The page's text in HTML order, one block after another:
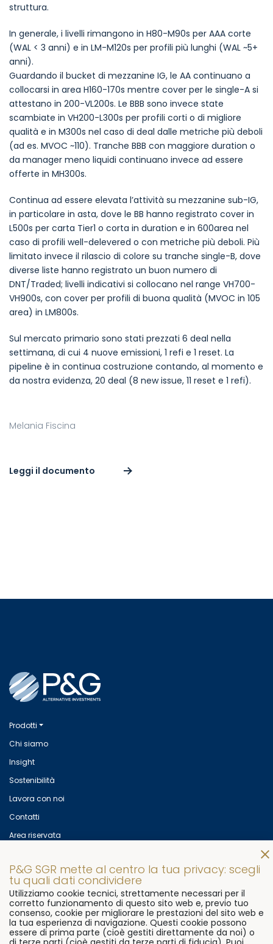
struttura.
In generale, i livelli rimangono in H80-M90s per AAA corte
(WAL < 3 anni) e in LM-M120s per profili più lunghi (WAL ~5+
anni).
Guardando il bucket di mezzanine IG, le AA continuano a
collocarsi in area H160-170s mentre cover per le single-A si
attestano in 200-VL200s. Le BBB sono invece state
scambiate in VH200-L300s per profili corti o di migliore
qualità e in M300s nel caso di deal dalle metriche più deboli
(ad es. MVOC ~110). Tranche BBB con maggiore duration o
da manager meno liquidi continuano invece ad essere
offerte in MH300s.
Continua ad essere elevata l’attività su mezzanine sub-IG,
in particolare in asta, dove le BB hanno registrato cover in
L500s per carta Tier1 o corta in duration e in 600area nel
caso di profili well-delevered o con metriche più deboli. Più
limitato invece il rilascio di colore su tranche single-B, dove
diverse liste hanno registrato un buon numero di
DNT/Traded; livelli indicativi si collocano nel range VH700-
VH900s, con cover per profili di buona qualità (MVOC in 105
area) in LM800s.
Sul mercato primario sono stati prezzati 6 deal nella
settimana, di cui 4 nuove emissioni, 1 refi e 1 reset. La
pipeline è in continua costruzione contando, al momento e
da nostra evidenza, 20 deal (8 new issue, 11 reset e 1 refi).
Melania Fiscina
Leggi il documento
Prodotti
Chi siamo
Insight
Sostenibilità
Lavora con noi
Contatti
Area riservata
© 2026 P&G SGR s.p.a Via Flaminia, 491 00191 Rome, Italy
P.Iva 07906081000
Ph.+39 06 3322 7611 Fax.+39 06 9296 3511
P&G SGR mette al centro la tua privacy: scegli
tu quali dati condividere
Utilizziamo cookie tecnici, strettamente necessari per il
corretto funzionamento di questo sito web e, previo tuo
consenso, cookie per migliorare le prestazioni del sito web e
la tua esperienza di navigazione. Questi cookie possono
essere di prima parte (cioè gestiti direttamente da noi) o